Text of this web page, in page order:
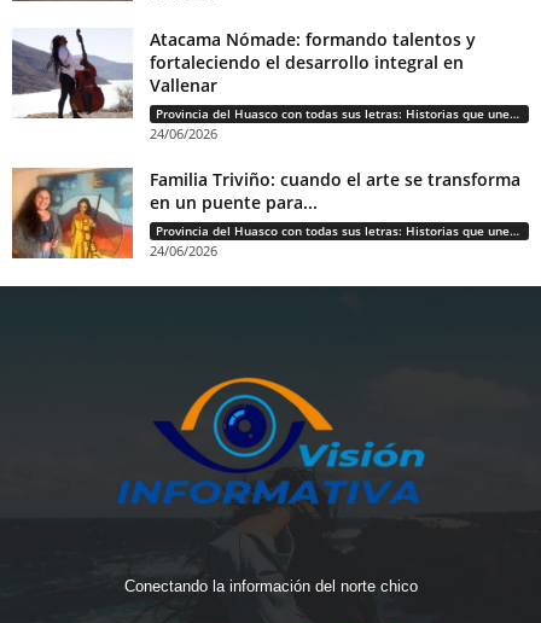
Atacama Nómade: formando talentos y
fortaleciendo el desarrollo integral en
Vallenar
Provincia del Huasco con todas sus letras: Historias que unen cultura, diversidad e identidad
24/06/2026
Familia Triviño: cuando el arte se transforma
en un puente para...
Provincia del Huasco con todas sus letras: Historias que unen cultura, diversidad e identidad
24/06/2026
Conectando la información del norte chico